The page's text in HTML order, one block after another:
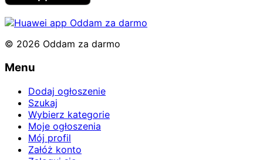
© 2026 Oddam za darmo
Menu
Dodaj ogłoszenie
Szukaj
Wybierz kategorie
Moje ogłoszenia
Mój profil
Załóż konto